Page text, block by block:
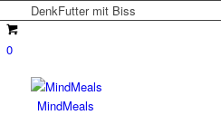
DenkFutter mit Biss
0
MindMeals